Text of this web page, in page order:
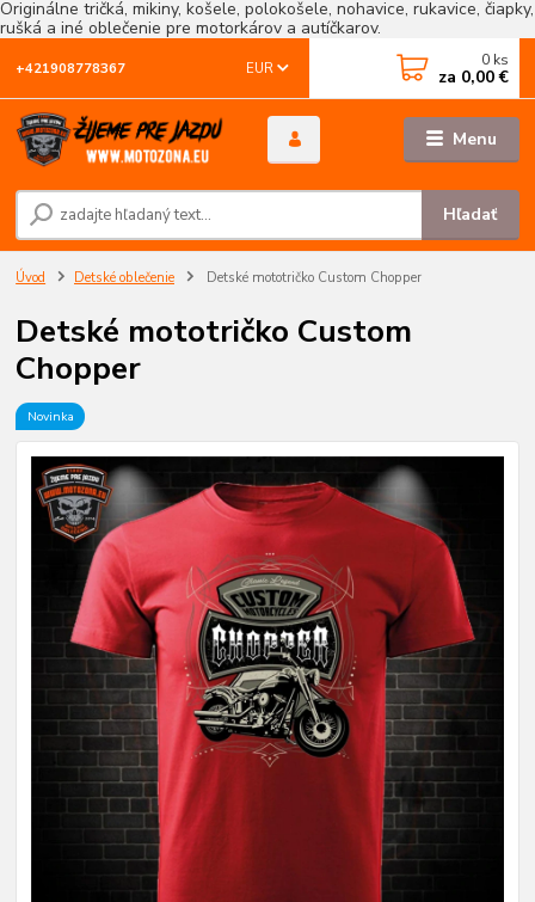
Originálne tričká, mikiny, košele, polokošele, nohavice, rukavice, čiapky,
rušká a iné oblečenie pre motorkárov a autíčkarov.
Menu
EUR
Hľadať
+421908778367 0 ks
za 0,00 €
Úvod Detské oblečenie Detské mototričko Custom Chopper
Detské mototričko Custom
Chopper
Novinka